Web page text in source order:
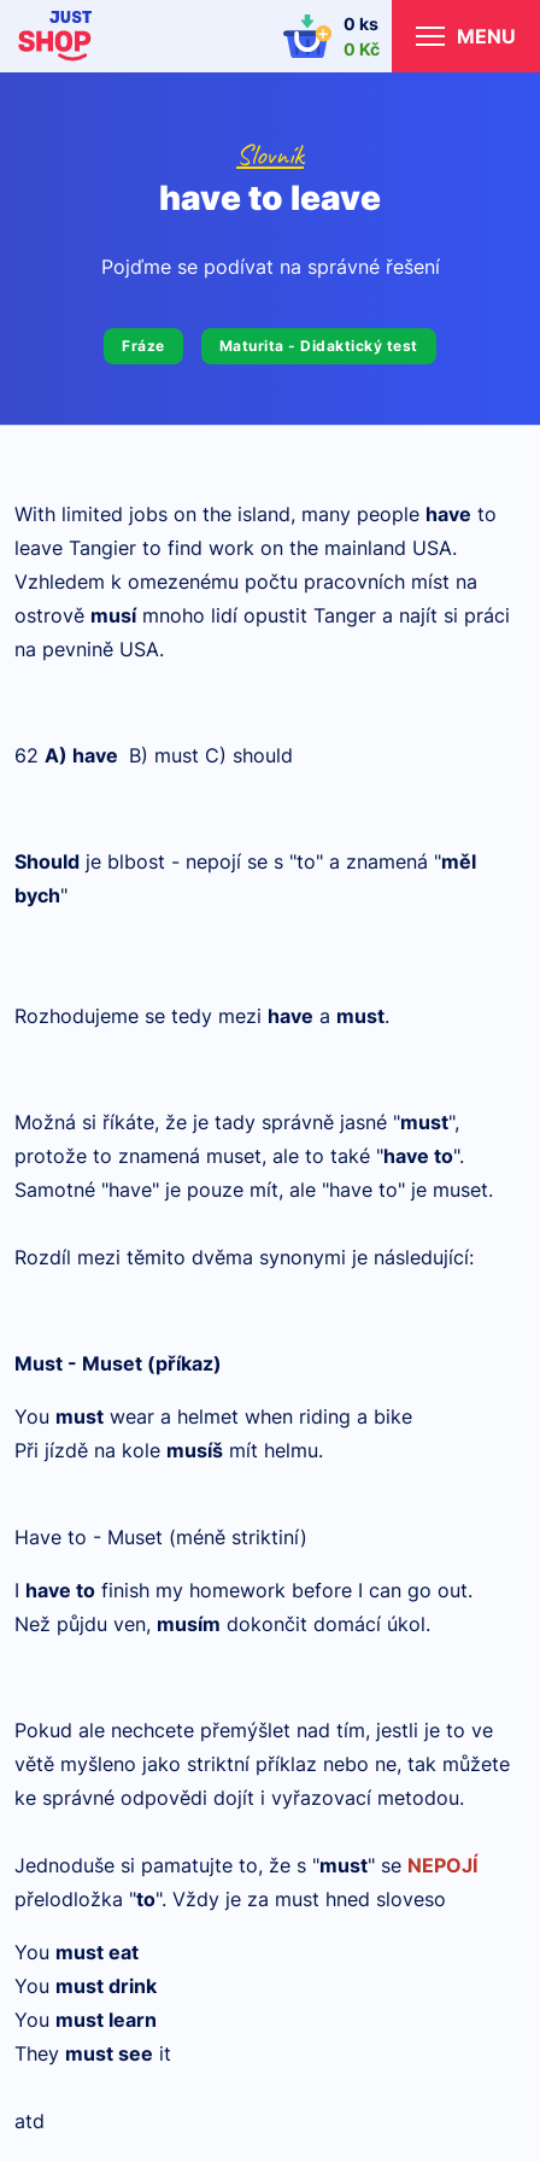
0 ks
0 Kč
MENU
Slovník
have to leave
Pojďme se podívat na správné řešení
Fráze Maturita - Didaktický test
With limited jobs on the island, many people have to
leave Tangier to find work on the mainland USA.
Vzhledem k omezenému počtu pracovních míst na
ostrově musímnoho lidí opustit Tanger a najít si práci
na pevnině USA.
62 A) have B) must C) should
Should je blbost - nepojí se s "to" a znamená "měl
bych"
Rozhodujeme se tedy mezi have a must.
Možná si říkáte, že je tady správně jasné "must",
protože to znamená muset, ale to také "have to".
Samotné "have" je pouze mít, ale "have to" je muset.
Rozdíl mezi těmito dvěma synonymi je následující:
Must - Muset (příkaz)
You must wear a helmet when riding a bike
Při jízdě na kole musíš mít helmu.
Have to - Muset (méně striktiní)
I have to finish my homework before I can go out.
Než půjdu ven, musím dokončit domácí úkol.
Pokud ale nechcete přemýšlet nad tím, jestli je to ve
větě myšleno jako striktní příklaz nebo ne, tak můžete
ke správné odpovědi dojít i vyřazovací metodou.
Jednoduše si pamatujte to, že s "must" se NEPOJÍ
přelodložka "to". Vždy je za must hned sloveso
You must eat
You must drink
You must learn
They must see it
atd